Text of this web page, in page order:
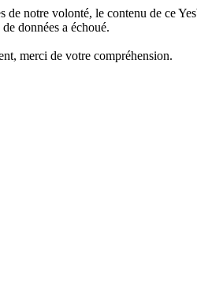
de notre volonté, le contenu de ce
données a échoué.
merci de votre compréhension.